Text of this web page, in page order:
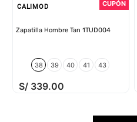
CALIMOD
Zapatilla Hombre Tan 1TUD004
38 39 40 41 43
S/ 339.00